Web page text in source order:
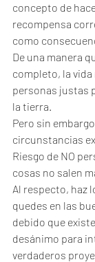
concepto de
recompensa
como
De una manera
completo, la
personas justas
la tierra.
Pero sin
circunstancias
Riesgo de NO
cosas no salen
Al respecto, haz
quedes en las
debido que
desánimo para
verdaderos